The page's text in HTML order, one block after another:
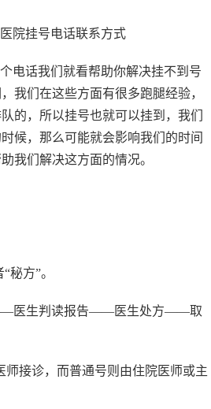
院挂号电话联系方式
电话我们就看帮助你解决挂不到号
我们在这些方面有很多跑腿经验，
的，所以挂号也就可以挂到，我们
候，那么可能就会影响我们的时间
我们解决这方面的情况。
秘方”。
医生判读报告——医生处方——取
接诊，而普通号则由住院医师或主